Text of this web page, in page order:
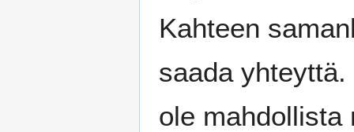
Kahteen
saada
ole mahdollista